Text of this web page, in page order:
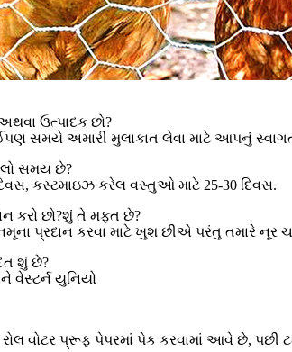
ઉત્પાદક છો?
સમયે અમારી મુલાકાત લેવા માટે આપનું
સમય છે?
કસ્ટમાઇઝ કરેલ વસ્તુઓ માટે 25-30 દિવસ.
કરો છો?શું તે મફત છે?
પ્રદાન કરવા માટે ખુશ છીએ પરંતુ તમારે નૂર
શું છે?
વેસ્ટર્ન યુનિયો
વોટર પ્રૂફ પેપરમાં પેક કરવામાં આવે છે, પછી